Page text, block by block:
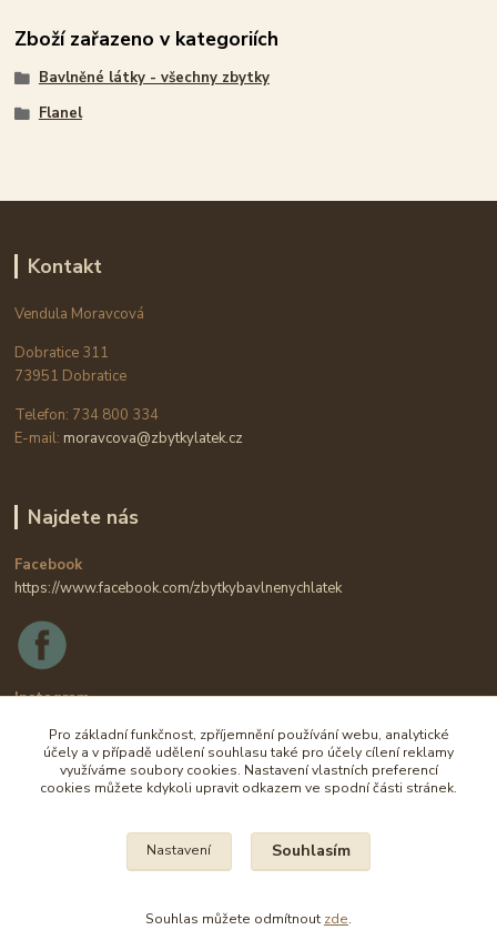
Zboží zařazeno v kategoriích
Bavlněné látky - všechny zbytky
Flanel
Kontakt
Vendula Moravcová
Dobratice 311
73951 Dobratice
Telefon: 734 800 334
E-mail: moravcova@zbytkylatek.cz
Najdete nás
Facebook
https://www.facebook.com/zbytkybavlnenychlatek
Instagram
Na všechny fotografie se vztahují autorská práva.
Pro základní funkčnost, zpříjemnění používání webu, analytické
účely a v případě udělení souhlasu také pro účely cílení reklamy
využíváme soubory cookies. Nastavení vlastních preferencí
cookies můžete kdykoli upravit odkazem ve spodní části stránek.
Nastavení Souhlasím
Souhlas můžete odmítnout zde.